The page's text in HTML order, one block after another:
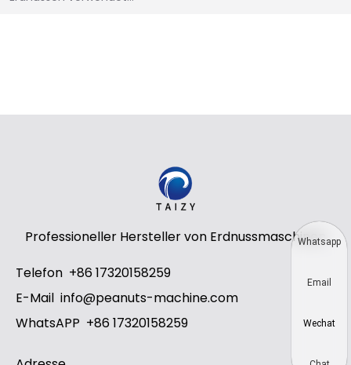
Professioneller Hersteller von Erdnussmaschinen
Telefon +86 17320158259
E-Mail info@peanuts-machine.com
WhatsAPP +86 17320158259
Whatsapp
Email
Wechat